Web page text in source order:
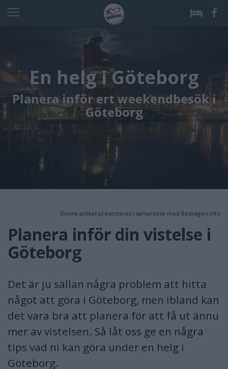
En helg i Göteborg
Planera inför ert weekendbesök i
Göteborg
Denna artikel presenteras i samarbete med Bedrageri.info
Planera inför din vistelse i
Göteborg
Det är ju sällan några problem att hitta
något att göra i Göteborg, men ibland kan
det vara bra att planera för att få ut ännu
mer av vistelsen. Så låt oss ge en några
tips vad ni kan göra under en helg i
Göteborg.